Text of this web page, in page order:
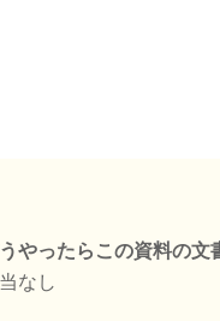
やったらこの資料の文
なし